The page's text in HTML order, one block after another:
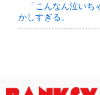
「こんなん泣い
かしすぎる。